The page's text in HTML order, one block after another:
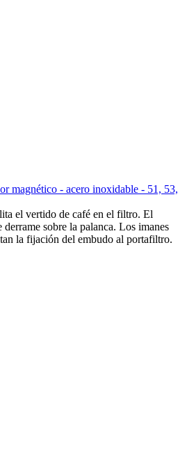
magnético - acero inoxidable - 51, 53,
el vertido de café en el filtro. El
sobre la palanca. Los imanes
la fijación del embudo al portafiltro.